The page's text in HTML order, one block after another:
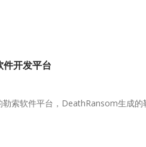
开发平台
索软件平台，DeathRansom生成的